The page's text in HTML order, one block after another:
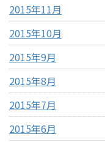
2015年11月
2015年10月
2015年9月
2015年8月
2015年7月
2015年6月